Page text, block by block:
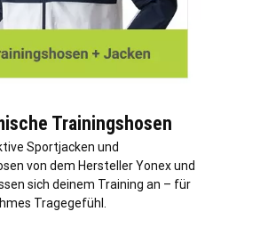
Trainingshosen
Sportjacken und
von dem Hersteller Yonex und
sich deinem Training an – für
Tragegefühl.